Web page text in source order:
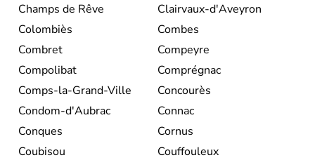
Champs de Rêve
Clairvaux-d'Aveyron
Colombiès
Combes
Combret
Compeyre
Compolibat
Comprégnac
Comps-la-Grand-Ville
Concourès
Condom-d'Aubrac
Connac
Conques
Cornus
Coubisou
Couffouleux